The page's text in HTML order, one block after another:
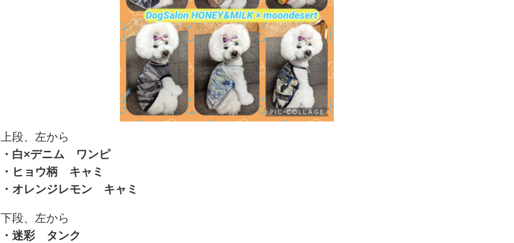
上段、左から
・白×デニム ワンピ
・ヒョウ柄 キャミ
・オレンジレモン キャミ
下段、左から
・迷彩 タンク